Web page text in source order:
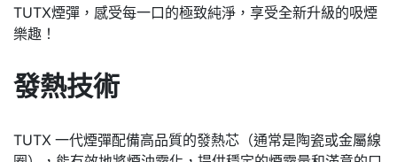
TUTX煙彈，感受每一口的極致純淨，享受全新升級的吸煙
樂趣！
發熱技術
TUTX 一代煙彈配備高品質的發熱芯（通常是陶瓷或金屬線